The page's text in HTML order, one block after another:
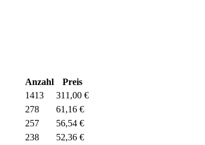
Anzahl
Preis
1413
311,00 €
278
61,16 €
257
56,54 €
238
52,36 €